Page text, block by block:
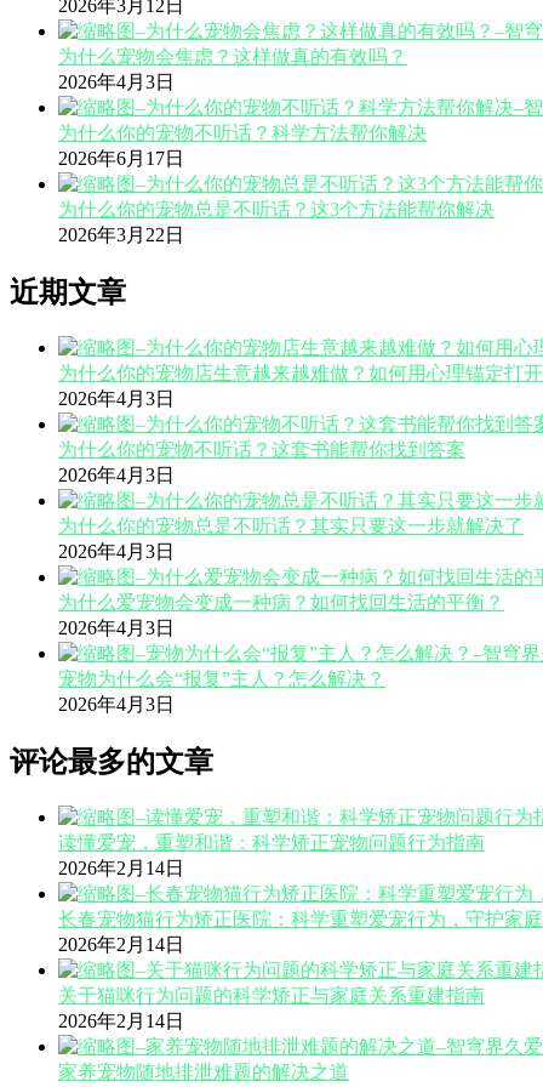
2026年3月12日
为什么宠物会焦虑？这样做真的有效吗？
2026年4月3日
为什么你的宠物不听话？科学方法帮你解决
2026年6月17日
为什么你的宠物总是不听话？这3个方法能帮你解决
2026年3月22日
近期文章
为什么你的宠物店生意越来越难做？如何用心理锚定打
2026年4月3日
为什么你的宠物不听话？这套书能帮你找到答案
2026年4月3日
为什么你的宠物总是不听话？其实只要这一步就解决了
2026年4月3日
为什么爱宠物会变成一种病？如何找回生活的平衡？
2026年4月3日
宠物为什么会“报复”主人？怎么解决？
2026年4月3日
评论最多的文章
读懂爱宠，重塑和谐：科学矫正宠物问题行为指南
2026年2月14日
长春宠物猫行为矫正医院：科学重塑爱宠行为，守护家
2026年2月14日
关于猫咪行为问题的科学矫正与家庭关系重建指南
2026年2月14日
家养宠物随地排泄难题的解决之道